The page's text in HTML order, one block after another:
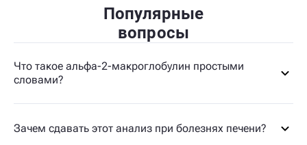
Популярные
вопросы
Что такое альфа-2-макроглобулин простыми
словами?
Зачем сдавать этот анализ при болезнях печени?